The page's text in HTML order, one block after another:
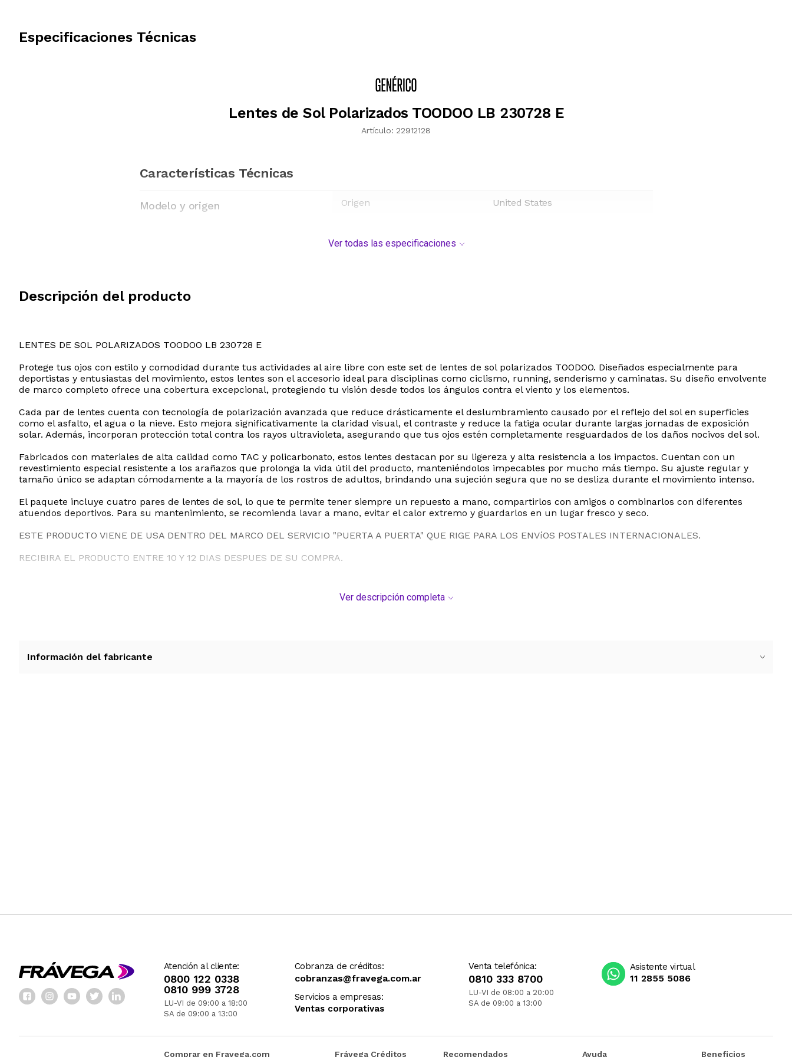
Especificaciones Técnicas
Lentes de Sol Polarizados TOODOO LB 230728 E
Artículo: 22912128
Características Técnicas
Modelo y origen Origen United States
Ver todas las especificaciones
Descripción del producto
LENTES DE SOL POLARIZADOS TOODOO LB 230728 E
Protege tus ojos con estilo y comodidad durante tus actividades al aire libre con este set de lentes de sol polarizados TOODOO. Diseñados especialmente para
deportistas y entusiastas del movimiento, estos lentes son el accesorio ideal para disciplinas como ciclismo, running, senderismo y caminatas. Su diseño envolvente
de marco completo ofrece una cobertura excepcional, protegiendo tu visión desde todos los ángulos contra el viento y los elementos.
Cada par de lentes cuenta con tecnología de polarización avanzada que reduce drásticamente el deslumbramiento causado por el reflejo del sol en superficies
como el asfalto, el agua o la nieve. Esto mejora significativamente la claridad visual, el contraste y reduce la fatiga ocular durante largas jornadas de exposición
solar. Además, incorporan protección total contra los rayos ultravioleta, asegurando que tus ojos estén completamente resguardados de los daños nocivos del sol.
Fabricados con materiales de alta calidad como TAC y policarbonato, estos lentes destacan por su ligereza y alta resistencia a los impactos. Cuentan con un
revestimiento especial resistente a los arañazos que prolonga la vida útil del producto, manteniéndolos impecables por mucho más tiempo. Su ajuste regular y
tamaño único se adaptan cómodamente a la mayoría de los rostros de adultos, brindando una sujeción segura que no se desliza durante el movimiento intenso.
El paquete incluye cuatro pares de lentes de sol, lo que te permite tener siempre un repuesto a mano, compartirlos con amigos o combinarlos con diferentes
atuendos deportivos. Para su mantenimiento, se recomienda lavar a mano, evitar el calor extremo y guardarlos en un lugar fresco y seco.
ESTE PRODUCTO VIENE DE USA DENTRO DEL MARCO DEL SERVICIO "PUERTA A PUERTA" QUE RIGE PARA LOS ENVíOS POSTALES INTERNACIONALES.
RECIBIRA EL PRODUCTO ENTRE 10 Y 12 DIAS DESPUES DE SU COMPRA.
Ver descripción completa
Información del fabricante
Atención al cliente:
0800 122 0338
0810 999 3728
LU-VI de 09:00 a 18:00
SA de 09:00 a 13:00
Cobranza de créditos:
cobranzas@fravega.com.ar
Servicios a empresas:
Ventas corporativas
Venta telefónica:
0810 333 8700
LU-VI de 08:00 a 20:00
SA de 09:00 a 13:00
Asistente virtual
11 2855 5086
Comprar en Fravega.com Frávega Créditos Recomendados Ayuda Beneficios